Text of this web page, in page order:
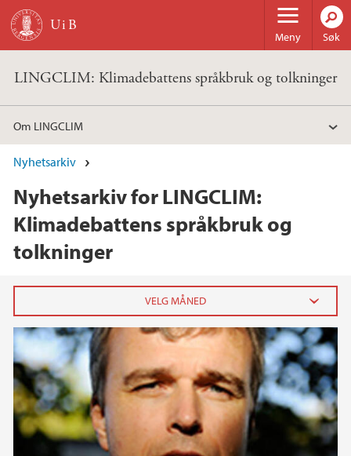
Hopp til hovedinnhold
Meny Søk
LINGCLIM: Klimadebattens språkbruk og tolkninger
Om LINGCLIM
Nyhetsarkiv
Nyhetsarkiv for LINGCLIM:
Klimadebattens språkbruk og
tolkninger
2025
juni (2)
mars (2)
2024